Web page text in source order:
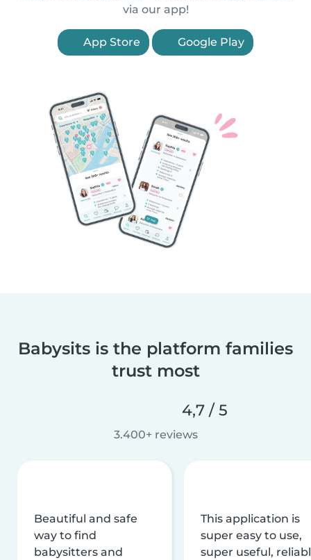
via our app!
App Store Google Play
Babysits is the platform families
trust most
4,7 / 5
3.400+ reviews
Beautiful and safe
way to find
babysitters and
This application is
super easy to use,
super useful,